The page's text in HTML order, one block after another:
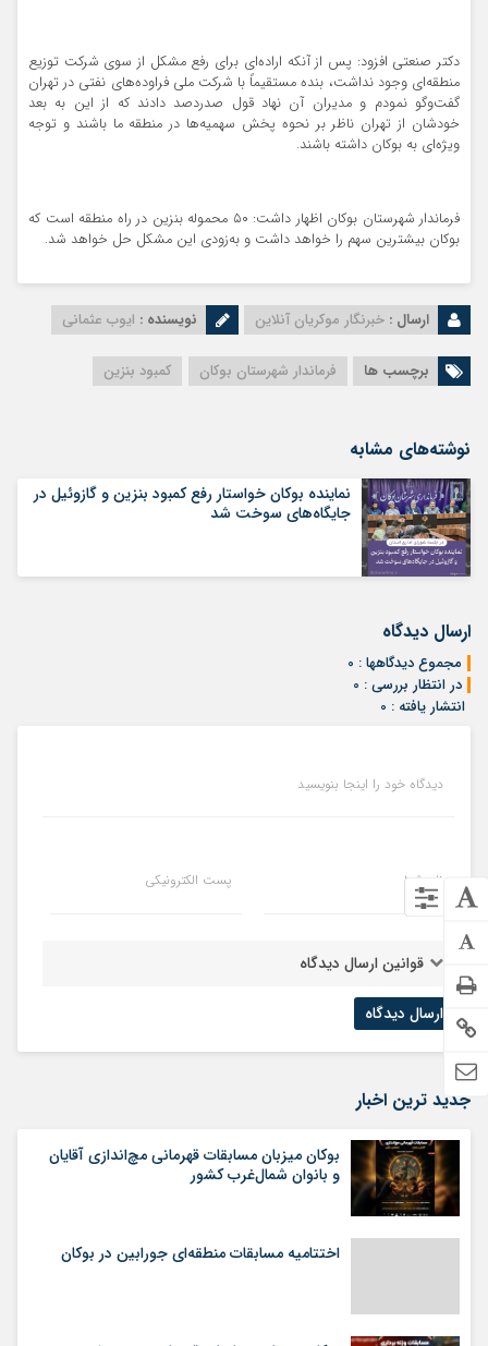
دکتر صنعتی افزود: پس از آنکه اراده‌ای برای رفع مشکل از سوی شرکت توزیع
منطقه‌ای وجود نداشت، بنده مستقیماً با شرکت ملی فراوده‌های نفتی در تهران
گفت‌‌وگو نمودم و مدیران آن نهاد قول صدردصد دادند که از این به بعد
خودشان از تهران ناظر بر نحوه پخش سهمیه‌ها در منطقه ما باشند و توجه
ویژه‌ای به بوکان داشته باشند.
فرماندار شهرستان بوکان اظهار داشت: ۵۰ محموله بنزین در راه منطقه است که
بوکان بیشترین سهم را خواهد داشت و به‌زودی این مشکل حل خواهد شد.
ارسال : خبرنگار موکریان آنلاین نویسنده : ایوب عثمانی
برچسب ها فرماندار شهرستان بوکان کمبود بنزین
نوشته‌های مشابه
نماینده بوکان خواستار رفع کمبود بنزین و گازوئیل در
جایگاه‌های سوخت شد
ارسال دیدگاه
مجموع دیدگاهها : 0
در انتظار بررسی : 0
انتشار یافته : 0
دیدگاه خود را اینجا بنویسید
نام شما پست الکترونیکی
قوانین ارسال دیدگاه
جدید ترین اخبار
بوکان میزبان مسابقات قهرمانی مچ‌اندازی آقایان
و بانوان شمال‌غرب کشور
اختتامیه مسابقات منطقه‌ای جورابین در بوکان